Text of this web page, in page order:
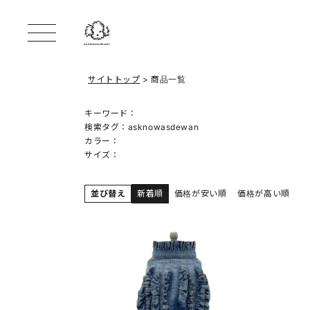
サイトトップ 商品一覧
キーワード：
検索タグ： asknowasdewan
カラー：
サイズ：
並び替え 新着順 価格が安い順 価格が高い順